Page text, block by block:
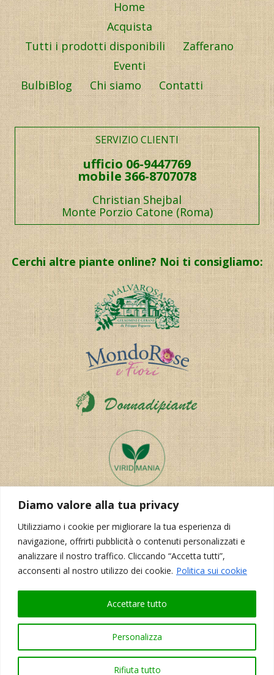
Diamo valore alla tua privacy
Utilizziamo i cookie per migliorare la tua esperienza di
navigazione, offrirti pubblicità o contenuti personalizzati e
analizzare il nostro traffico. Cliccando “Accetta tutti”,
acconsenti al nostro utilizzo dei cookie. Politica sui cookie
Personalizza
Rifiuta tutto
Accettare tutto
Home
Acquista
Tutti i prodotti disponibili
Zafferano
Eventi
BulbiBlog
Chi siamo Contatti
SERVIZIO CLIENTI
ufficio 06-9447769
mobile 366-8707078
Christian Shejbal
Monte Porzio Catone (Roma)
Cerchi altre piante online? Noi ti consigliamo:
Realizzazione del sito:Korporal Webdesign